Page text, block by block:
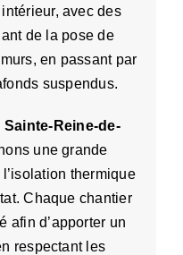
avec des
de la pose de
en passant par
suspendus.
Sainte-Reine-de-
une grande
thermique
Chaque chantier
afin d’apporter un
respectant les